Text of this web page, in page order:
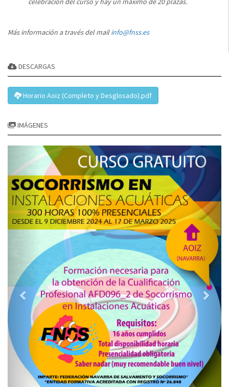
Más información a través del mailinfo@fnss.es
DESCARGAS
Horario Aoiz (Completo y Desglosado).pdf
IMÁGENES